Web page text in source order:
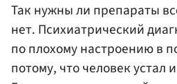
Так нужны ли препараты
нет. Психиатрический
по плохому настроению в
потому, что человек устал